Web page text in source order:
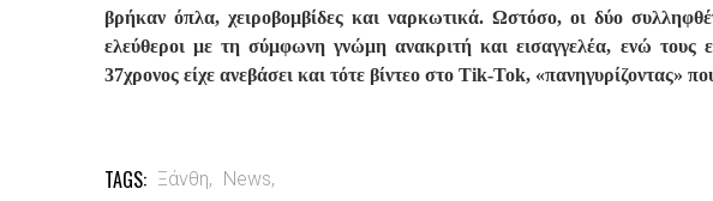
βρήκαν όπλα, χειροβομβίδες και ναρκωτικά. Ωστόσο, οι δύο
ελεύθεροι με τη σύμφωνη γνώμη ανακριτή και εισαγγελέα, ενώ τους
37χρονος είχε ανεβάσει και τότε βίντεο στο Tik-Tok, «πανηγυρίζοντας»
TAGS: Ξάνθη, News,